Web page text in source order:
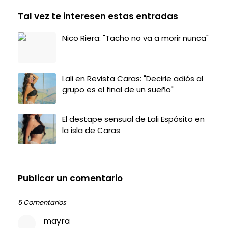
Tal vez te interesen estas entradas
Nico Riera: "Tacho no va a morir nunca"
Lali en Revista Caras: "Decirle adiós al
grupo es el final de un sueño"
El destape sensual de Lali Espósito en
la isla de Caras
Publicar un comentario
5 Comentarios
mayra